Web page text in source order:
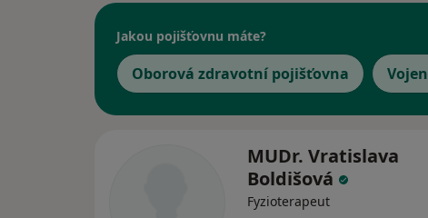
Jakou pojišťovnu máte?
Oborová zdravotní pojišťovna
MUDr. Vratislava
Boldišová
Fyzioterapeut